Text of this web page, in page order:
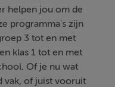
helpen jou om de
programma's zijn
3 tot en met
klas 1 tot en met
Of je nu wat
vak, of juist vooruit